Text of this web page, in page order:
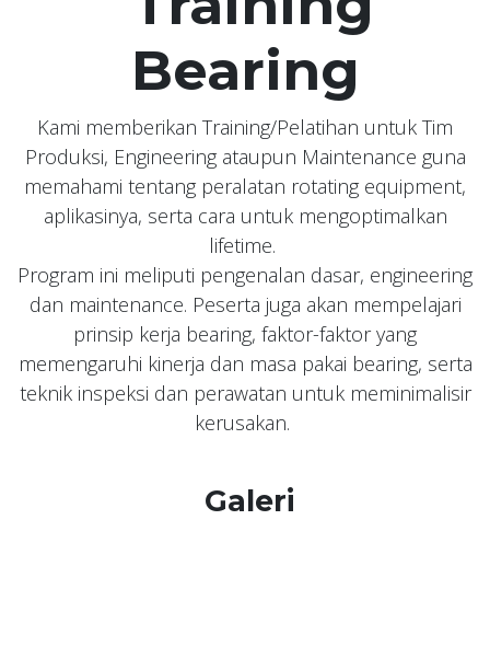
Bearing
Kami memberikan Training/Pelatihan untuk Tim
Produksi, Engineering ataupun Maintenance guna
memahami tentang peralatan rotating equipment,
aplikasinya, serta cara untuk mengoptimalkan
lifetime.
Program ini meliputi pengenalan dasar, engineering
dan maintenance. Peserta juga akan mempelajari
prinsip kerja bearing, faktor-faktor yang
memengaruhi kinerja dan masa pakai bearing, serta
teknik inspeksi dan perawatan untuk meminimalisir
kerusakan.
Galeri